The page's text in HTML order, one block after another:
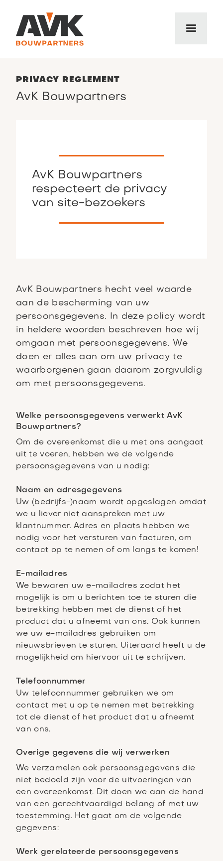
PRIVACY REGLEMENT
AvK Bouwpartners
AvK Bouwpartners
respecteert de privacy
van site-bezoekers
AvK Bouwpartners hecht veel waarde
aan de bescherming van uw
persoonsgegevens. In deze policy wordt
in heldere woorden beschreven hoe wij
omgaan met persoonsgegevens. We
doen er alles aan om uw privacy te
waarborgenen gaan daarom zorgvuldig
om met persoonsgegevens.
Welke persoonsgegevens verwerkt AvK
Bouwpartners?
Om de overeenkomst die u met ons aangaat
uit te voeren, hebben we de volgende
persoonsgegevens van u nodig:
Naam en adresgegevens
Uw (bedrijfs-)naam wordt opgeslagen omdat
we u liever niet aanspreken met uw
klantnummer. Adres en plaats hebben we
nodig voor het versturen van facturen, om
contact op te nemen of om langs te komen!
E-mailadres
We bewaren uw e-mailadres zodat het
mogelijk is om u berichten toe te sturen die
betrekking hebben met de dienst of het
product dat u afneemt van ons. Ook kunnen
we uw e-mailadres gebruiken om
nieuwsbrieven te sturen. Uiteraard heeft u de
mogelijkheid om hiervoor uit te schrijven.
Telefoonnummer
Uw telefoonnummer gebruiken we om
contact met u op te nemen met betrekking
tot de dienst of het product dat u afneemt
van ons.
Overige gegevens die wij verwerken
We verzamelen ook persoonsgegevens die
niet bedoeld zijn voor de uitvoeringen van
een overeenkomst. Dit doen we aan de hand
van een gerechtvaardigd belang of met uw
toestemming. Het gaat om de volgende
gegevens:
Werk gerelateerde persoonsgegevens